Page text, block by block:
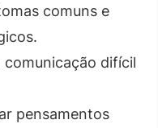
comuns e
comunicação difícil
pensamentos